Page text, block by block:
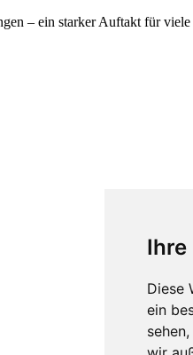
Diese
ein
– ein starker Auftakt für